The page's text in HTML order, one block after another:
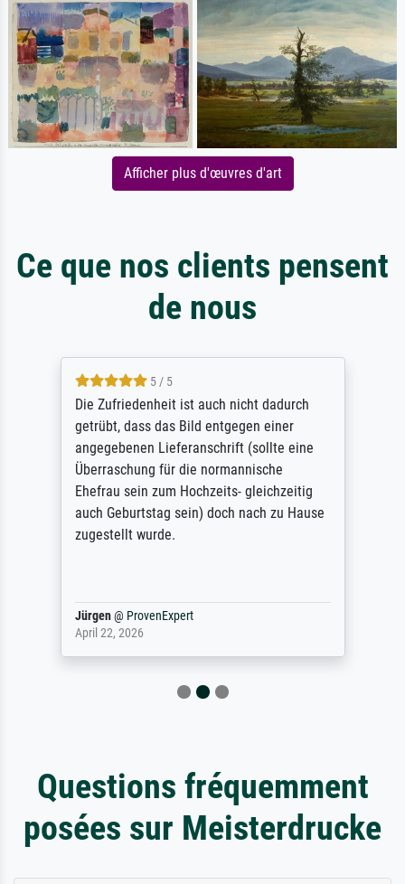
Afficher plus d'œuvres d'art
Ce que nos clients pensent
de nous
5 / 5
Die Zufriedenheit ist auch nicht dadurch
getrübt, dass das Bild entgegen einer
angegebenen Lieferanschrift (sollte eine
Überraschung für die normannische
Ehefrau sein zum Hochzeits- gleichzeitig
auch Geburtstag sein) doch nach zu Hause
zugestellt wurde.
Jürgen@ ProvenExpert
April 22, 2026
Questions fréquemment
posées sur Meisterdrucke